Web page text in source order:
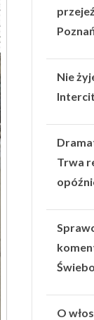
Nie
Trwa
O